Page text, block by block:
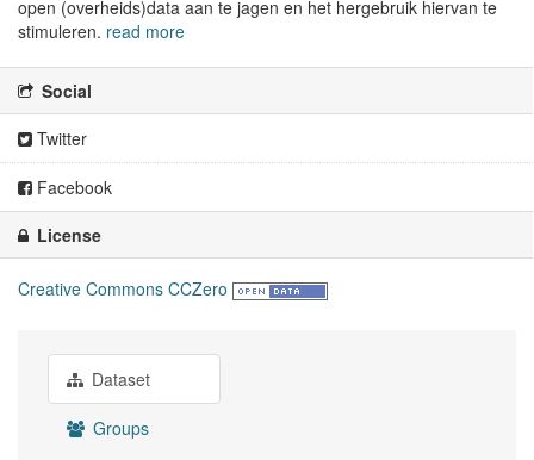
open (overheids)data aan te jagen en het hergebruik hiervan te
stimuleren. read more
Social
Twitter
Facebook
License
Creative Commons CCZero
Dataset
Groups